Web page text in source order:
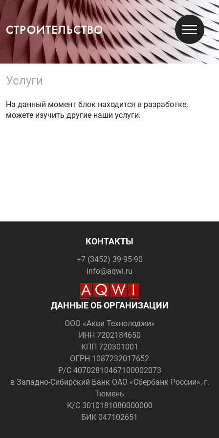
СТРОИТЕЛЬСТВО
Услуги
На данный момент блок находится в разработке,
можете изучить другие наши услуги.
КОНТАКТЫ
+7 (3452) 39-95-90
info@aqwi.ru
ДАННЫЕ ОБ ОРГАНИЗАЦИИ
ООО «Акви Технолоджи»
ИНН 7202184650
КПП 720301001
ОГРН 1087232017652
Р/С 40702810467100002073
в Западно-Сибирский Банк ОАО «Сбербанк России», г.
Тюмень
К/С 3010181080000000
БИК 047102651